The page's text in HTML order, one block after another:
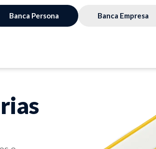
Banca Persona Banca Empresa